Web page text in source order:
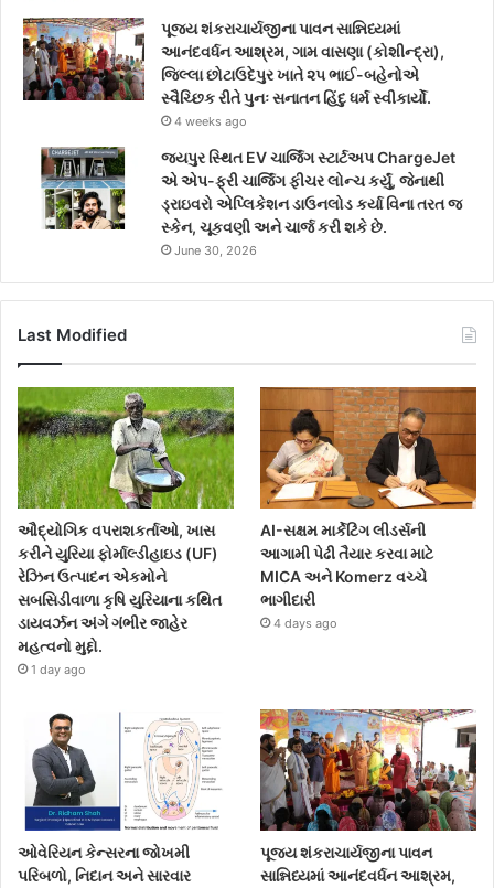
પૂજ્ય શંકરાચાર્યજીના પાવન સાન્નિધ્યમાં
આનંદવર્ધન આશ્રમ, ગામ વાસણા (કોશીન્દ્રા),
જિલ્લા છોટાઉદેપુર ખાતે ૨૫ ભાઈ-બહેનોએ
સ્વૈચ્છિક રીતે પુનઃ સનાતન હિંદુ ધર્મ સ્વીકાર્યો.
4 weeks ago
જયપુર સ્થિત EV ચાર્જિંગ સ્ટાર્ટઅપ ChargeJet
એ એપ-ફ્રી ચાર્જિંગ ફીચર લોન્ચ કર્યું, જેનાથી
ડ્રાઇવરો એપ્લિકેશન ડાઉનલોડ કર્યા વિના તરત જ
સ્કેન, ચૂકવણી અને ચાર્જ કરી શકે છે.
June 30, 2026
Last Modified
ઔદ્યોગિક વપરાશકર્તાઓ, ખાસ
કરીને યુરિયા ફોર્માલ્ડીહાઇડ (UF)
રેઝિન ઉત્પાદન એકમોને
સબસિડીવાળા કૃષિ યુરિયાના કથિત
ડાયવર્ઝન અંગે ગંભીર જાહેર
મહત્વનો મુદ્દો.
1 day ago
AI-સક્ષમ માર્કેટિંગ લીડર્સની
આગામી પેઢી તૈયાર કરવા માટે
MICA અને Komerz વચ્ચે
ભાગીદારી
4 days ago
ઓવેરિયન કેન્સરના જોખમી
પરિબળો, નિદાન અને સારવાર
પૂજ્ય શંકરાચાર્યજીના પાવન
સાન્નિધ્યમાં આનંદવર્ધન આશ્રમ,